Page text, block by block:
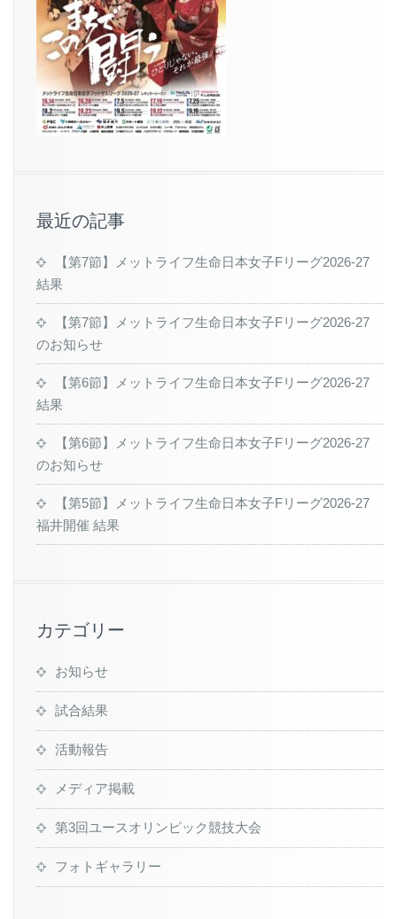
最近の記事
【第7節】メットライフ生命日本女子Fリーグ2026-27
結果
【第7節】メットライフ生命日本女子Fリーグ2026-27
のお知らせ
【第6節】メットライフ生命日本女子Fリーグ2026-27
結果
【第6節】メットライフ生命日本女子Fリーグ2026-27
のお知らせ
【第5節】メットライフ生命日本女子Fリーグ2026-27
福井開催 結果
カテゴリー
お知らせ
試合結果
活動報告
メディア掲載
第3回ユースオリンピック競技大会
フォトギャラリー